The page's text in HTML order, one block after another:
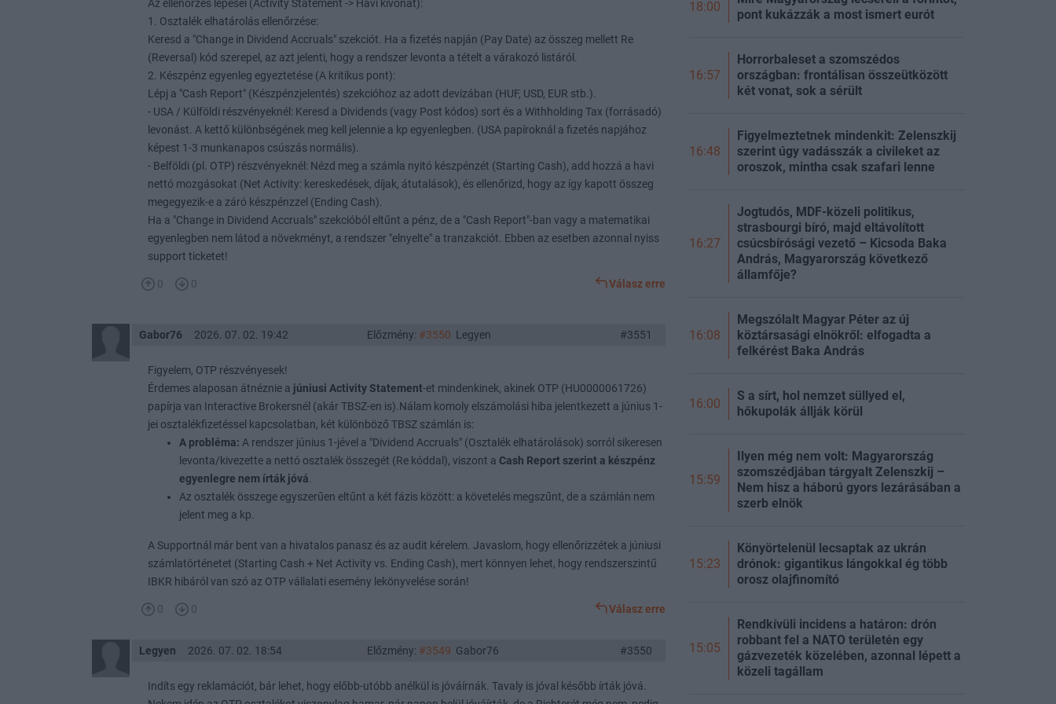
Az ellenőrzés lépései (Activity Statement -> Havi kivonat):
1. Osztalék elhatárolás ellenőrzése:
Keresd a "Change in Dividend Accruals" szekciót. Ha a fizetés napján (Pay Date) az összeg mellett Re
(Reversal) kód szerepel, az azt jelenti, hogy a rendszer levonta a tételt a várakozó listáról.
2. Készpénz egyenleg egyeztetése (A kritikus pont):
Lépj a "Cash Report" (Készpénzjelentés) szekcióhoz az adott devizában (HUF, USD, EUR stb.).
- USA / Külföldi részvényeknél: Keresd a Dividends (vagy Post kódos) sort és a Withholding Tax (forrásadó)
levonást. A kettő különbségének meg kell jelennie a kp egyenlegben. (USA papíroknál a fizetés napjához
képest 1-3 munkanapos csúszás normális).
- Belföldi (pl. OTP) részvényeknél: Nézd meg a számla nyitó készpénzét (Starting Cash), add hozzá a havi
nettó mozgásokat (Net Activity: kereskedések, díjak, átutalások), és ellenőrizd, hogy az így kapott összeg
megegyezik-e a záró készpénzzel (Ending Cash).
Ha a "Change in Dividend Accruals" szekcióból eltűnt a pénz, de a "Cash Report"-ban vagy a matematikai
egyenlegben nem látod a növekményt, a rendszer "elnyelte" a tranzakciót. Ebben az esetben azonnal nyiss
support ticketet!
0 0 Válasz erre
Gabor76 2026. 07. 02. 19:42 Előzmény: #3550 Legyen #3551
Figyelem, OTP részvényesek!
Érdemes alaposan átnéznie a júniusi Activity Statement-et mindenkinek, akinek OTP (HU0000061726)
papírja van Interactive Brokersnél (akár TBSZ-en is).Nálam komoly elszámolási hiba jelentkezett a június 1-
jei osztalékfizetéssel kapcsolatban, két különböző TBSZ számlán is:
A probléma: A rendszer június 1-jével a "Dividend Accruals" (Osztalék elhatárolások) sorról sikeresen
levonta/kivezette a nettó osztalék összegét (Re kóddal), viszont a Cash Report szerint a készpénz
egyenlegre nem írták jóvá.
Az osztalék összege egyszerűen eltűnt a két fázis között: a követelés megszűnt, de a számlán nem
jelent meg a kp.
A Supportnál már bent van a hivatalos panasz és az audit kérelem. Javaslom, hogy ellenőrizzétek a júniusi
számlatörténetet (Starting Cash + Net Activity vs. Ending Cash), mert könnyen lehet, hogy rendszerszintű
IBKR hibáról van szó az OTP vállalati esemény lekönyvelése során!
0 0 Válasz erre
Legyen 2026. 07. 02. 18:54 Előzmény: #3549 Gabor76 #3550
Indíts egy reklamációt, bár lehet, hogy előbb-utóbb anélkül is jóváírnák. Tavaly is jóval később írták jóvá.
18:00
pont kukázzák a most ismert eurót
16:57
Horrorbaleset a szomszédos
országban: frontálisan összeütközött
két vonat, sok a sérült
16:48
Figyelmeztetnek mindenkit: Zelenszkij
szerint úgy vadásszák a civileket az
oroszok, mintha csak szafari lenne
16:27
Jogtudós, MDF-közeli politikus,
strasbourgi bíró, majd eltávolított
csúcsbírósági vezető – Kicsoda Baka
András, Magyarország következő
államfője?
16:08
Megszólalt Magyar Péter az új
köztársasági elnökről: elfogadta a
felkérést Baka András
16:00
S a sírt, hol nemzet süllyed el,
hőkupolák állják körül
15:59
Ilyen még nem volt: Magyarország
szomszédjában tárgyalt Zelenszkij –
Nem hisz a háború gyors lezárásában a
szerb elnök
15:23
Könyörtelenül lecsaptak az ukrán
drónok: gigantikus lángokkal ég több
orosz olajfinomító
15:05
Rendkívüli incidens a határon: drón
robbant fel a NATO területén egy
gázvezeték közelében, azonnal lépett a
közeli tagállam